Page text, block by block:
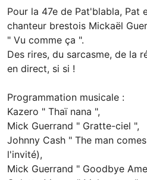
Pour la 47e de Pat'blabla, Pat
chanteur brestois Mickaël
" Vu comme ça ".
Des rires, du sarcasme, de la
en direct, si si !
Programmation musicale :
Kazero " Thaï nana ",
Mick Guerrand " Gratte-ciel ",
Johnny Cash " The man
l'invité),
Mick Guerrand " Goodbye